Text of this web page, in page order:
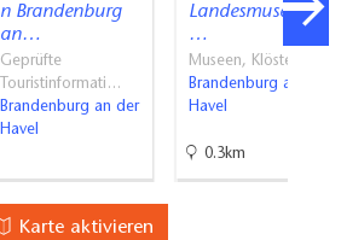
n Brandenburg
an…
Geprüfte
Touristinformati…
Brandenburg an der
Havel
Landesmuseum
…
Museen, Klöster
Brandenburg an der
Havel
0.3km
Karte aktivieren